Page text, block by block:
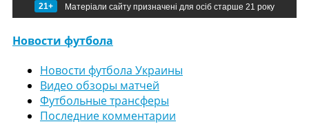
21+ Матеріали сайту призначені для осіб старше 21 року
Новости футбола
Новости футбола Украины
Видео обзоры матчей
Футбольные трансферы
Последние комментарии